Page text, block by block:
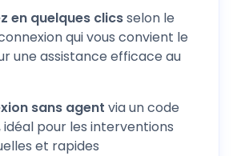
en quelques clicsselon le
qui vous convient le
une assistance efficace au
sans agent via un code
idéal pour les interventions
et rapides